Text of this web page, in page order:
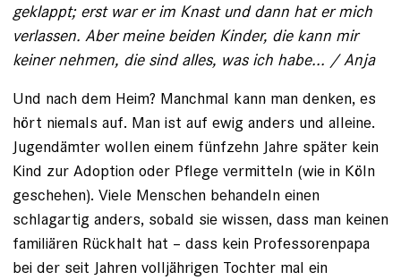
geklappt; erst war er im Knast und dann hat er mich
verlassen. Aber meine beiden Kinder, die kann mir
keiner nehmen, die sind alles, was ich habe... / Anja
Und nach dem Heim? Manchmal kann man denken, es
hört niemals auf. Man ist auf ewig anders und alleine.
Jugendämter wollen einem fünfzehn Jahre später kein
Kind zur Adoption oder Pflege vermitteln (wie in Köln
geschehen). Viele Menschen behandeln einen
schlagartig anders, sobald sie wissen, dass man keinen
familiären Rückhalt hat – dass kein Professorenpapa
bei der seit Jahren volljährigen Tochter mal ein